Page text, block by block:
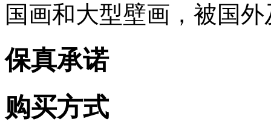
国画和大型壁画，被国
保真承诺
购买方式